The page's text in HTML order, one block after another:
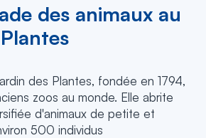
des animaux au
des Plantes, fondée en 1794,
zoos au monde. Elle abrite
d'animaux de petite et
500 individus